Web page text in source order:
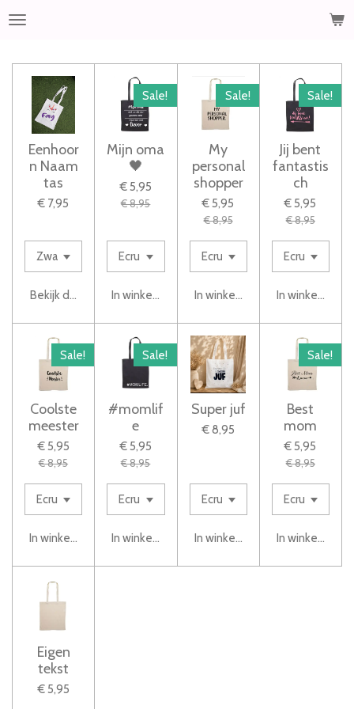
Ga
de
hoofdinhoud
Eenhoor
n Naam
tas
€ 7,95
Bekijk details
Sale!
Mijn oma
🖤
€ 5,95
€ 8,95
In winkelwagen
Sale!
My
personal
shopper
€ 5,95
€ 8,95
In winkelwagen
Sale!
Jij bent
fantastis
ch
€ 5,95
€ 8,95
In winkelwagen
Sale!
Coolste
meester
€ 5,95
€ 8,95
In winkelwagen
Sale!
#momlif
e
€ 5,95
€ 8,95
In winkelwagen
Super juf
€ 8,95
In winkelwagen
Sale!
Best
mom
€ 5,95
€ 8,95
In winkelwagen
Eigen
tekst
€ 5,95